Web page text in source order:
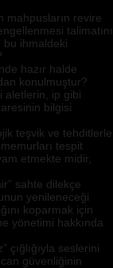
mahpusların revire
talimatını
bu ihmaldeki
hazır halde
konulmuştur?
aletlerin, ip gibi
bilgisi
teşvik ve tehditlerle
tespit
etmekte midir,
sahte dilekçe
yenileneceği
koparmak için
yönetimi hakkında
çığlığıyla seslerini
güvenliğinin